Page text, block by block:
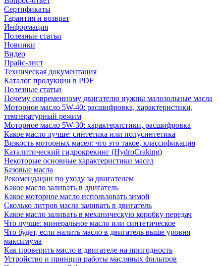
Сертификаты
Гарантия и возврат
Информация
Полезные статьи
Новинки
Видео
Прайс-лист
Техническая документация
Каталог продукции в PDF
Полезные статьи
Почему современному двигателю нужны малозольные масла
Моторное масло 5W-40: расшифровка, характеристики,
температурный режим
Моторное масло 5W-30: характеристики, расшифровка
Какое масло лучше: синтетика или полусинтетика
Вязкость моторных масел: что это такое, классификация
Каталитический гидрокрекинг (НydroСraking)
Некоторые основные характеристики масел
Базовые масла
Рекомендации по уходу за двигателем
Какое масло заливать в двигатель
Какое моторное масло использовать зимой
Сколько литров масла заливать в двигатель
Какое масло заливать в механическую коробку передач
Что лучше: минеральное масло или синтетическое
Что будет, если налить масло в двигатель выше уровня
максимума
Как проверить масло в двигателе на пригодность
Устройство и принцип работы масляных фильтров